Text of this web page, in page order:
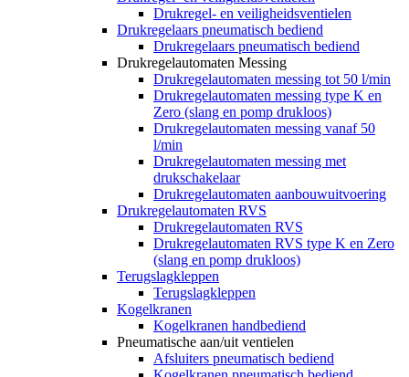
Drukregel- en veiligheidsventielen
Drukregelaars pneumatisch bediend
Drukregelaars pneumatisch bediend
Drukregelautomaten Messing
Drukregelautomaten messing tot 50 l/min
Drukregelautomaten messing type K en
Zero (slang en pomp drukloos)
Drukregelautomaten messing vanaf 50
l/min
Drukregelautomaten messing met
drukschakelaar
Drukregelautomaten aanbouwuitvoering
Drukregelautomaten RVS
Drukregelautomaten RVS
Drukregelautomaten RVS type K en Zero
(slang en pomp drukloos)
Terugslagkleppen
Terugslagkleppen
Kogelkranen
Kogelkranen handbediend
Pneumatische aan/uit ventielen
Afsluiters pneumatisch bediend